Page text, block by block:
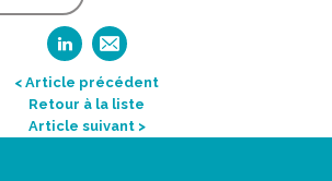
< Article précédent
Retour à la liste
Article suivant >